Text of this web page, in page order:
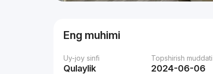
Eng muhimi
Uy-joy sinfi
Qulaylik
Topshirish muddati
2024-06-06